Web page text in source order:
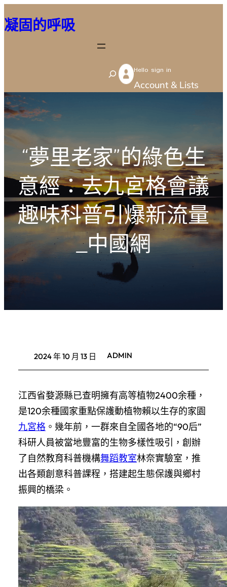
至
容
凝固的呼吸
S
e
h
Hello sign in
Account & Lists
“夢里老家”的綠色生
意經：去九宮格會議
趣味科普引爆新流量
_中國網
2024 年 10 月 13 日 ADMIN
江西省婺源縣已查明擁有高等植物2400余種，
是120余種國家重點保護動植物賴以生存的家園
九宮格 。幾年前，一群來自全國各地的“90后”
科研人員被當地豐富的生物多樣性吸引，創辦
了自然教育科普機構舞蹈教室林奈實驗室，推
出各類創意科普課程，搭建起生態保護與鄉村
振興的橋梁。